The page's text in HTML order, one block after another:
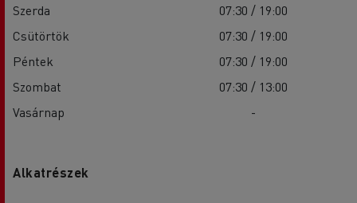
Szerda
07:30 / 19:00
Csütörtök
07:30 / 19:00
Péntek
07:30 / 19:00
Szombat
07:30 / 13:00
Vasárnap
-
Alkatrészek